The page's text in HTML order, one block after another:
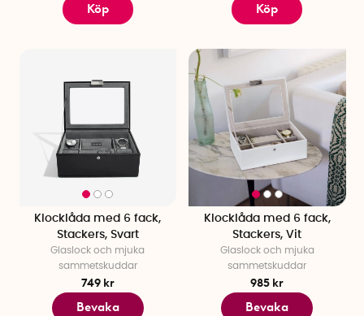
Köp Köp
Klocklåda med 6 fack,
Stackers, Svart
Glaslock och mjuka
sammetskuddar
749 kr
Bevaka
Klocklåda med 6 fack,
Stackers, Vit
Glaslock och mjuka
sammetskuddar
985 kr
Bevaka